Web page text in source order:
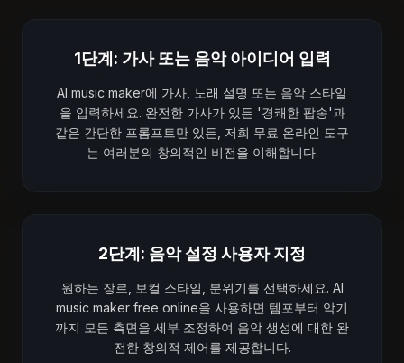
1단계: 가사 또는 음악 아이디어 입력
AI music maker에 가사, 노래 설명 또는 음악 스타일
을 입력하세요. 완전한 가사가 있든 '경쾌한 팝송'과
같은 간단한 프롬프트만 있든, 저희 무료 온라인 도구
는 여러분의 창의적인 비전을 이해합니다.
2단계: 음악 설정 사용자 지정
원하는 장르, 보컬 스타일, 분위기를 선택하세요. AI
music maker free online을 사용하면 템포부터 악기
까지 모든 측면을 세부 조정하여 음악 생성에 대한 완
전한 창의적 제어를 제공합니다.